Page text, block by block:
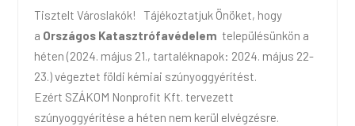
Tisztelt Városlakók! Tájékoztatjuk Önöket, hogy
a Országos Katasztrófavédelem településünkön a
héten (2024. május 21., tartaléknapok: 2024. május 22-
23.) végeztet földi kémiai szúnyoggyérítést.
Ezért SZÁKOM Nonprofit Kft. tervezett
szúnyoggyérítése a héten nem kerül elvégzésre.